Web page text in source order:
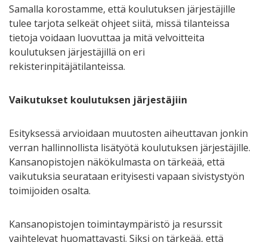
Samalla korostamme, että koulutuksen järjestäjille
tulee tarjota selkeät ohjeet siitä, missä tilanteissa
tietoja voidaan luovuttaa ja mitä velvoitteita
koulutuksen järjestäjillä on eri
rekisterinpitäjätilanteissa.
Vaikutukset koulutuksen järjestäjiin
Esityksessä arvioidaan muutosten aiheuttavan jonkin
verran hallinnollista lisätyötä koulutuksen järjestäjille.
Kansanopistojen näkökulmasta on tärkeää, että
vaikutuksia seurataan erityisesti vapaan sivistystyön
toimijoiden osalta.
Kansanopistojen toimintaympäristö ja resurssit
vaihtelevat huomattavasti. Siksi on tärkeää, että